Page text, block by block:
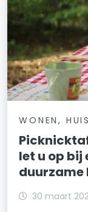
WONEN,
let u op bij
duurzame
30 maart